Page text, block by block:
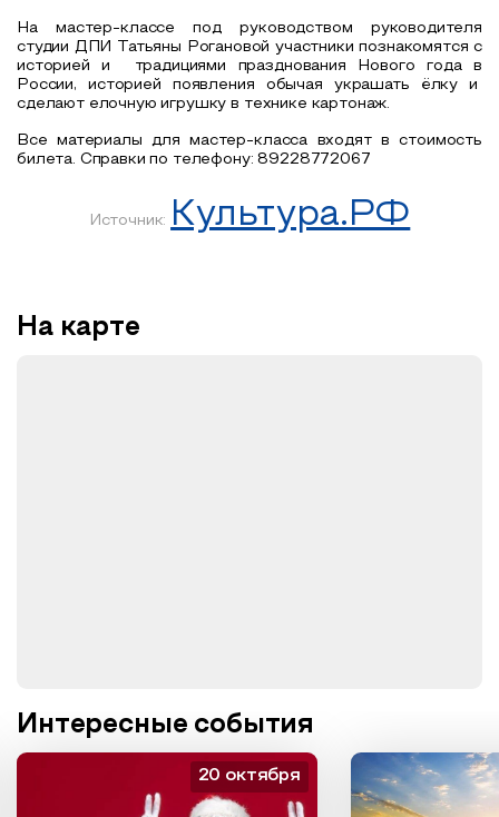
На мастер-классе под руководством руководителя
студии ДПИ Татьяны Рогановой участники познакомятся с
историей и традициями празднования Нового года в
России, историей появления обычая украшать ёлку и
сделают елочную игрушку в технике картонаж.
Все материалы для мастер-класса входят в стоимость
билета. Справки по телефону: 89228772067
Источник: Культура.РФ
На карте
Интересные события
20 октября